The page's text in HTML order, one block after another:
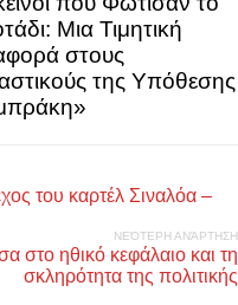
Μια Τιμητική
στους
της Υπόθεσης
του καρτέλ Σιναλόα –
ΝΕΌΤΕΡΗ ΑΝΆΡΤΗΣΗ
στο ηθικό κεφάλαιο και τη
σκληρότητα της πολιτικής